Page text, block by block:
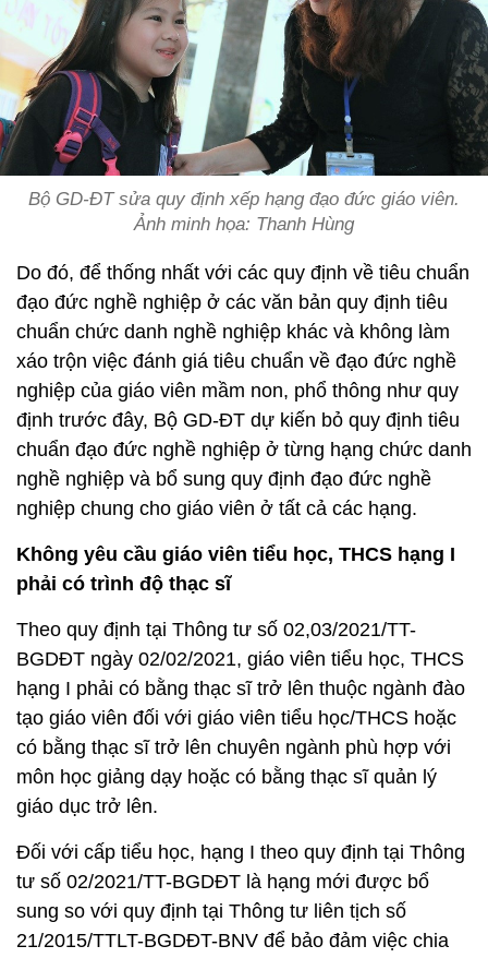
Bộ GD-ĐT sửa quy định xếp hạng đạo đức giáo viên.
Ảnh minh họa: Thanh Hùng
Do đó, để thống nhất với các quy định về tiêu chuẩn
đạo đức nghề nghiệp ở các văn bản quy định tiêu
chuẩn chức danh nghề nghiệp khác và không làm
xáo trộn việc đánh giá tiêu chuẩn về đạo đức nghề
nghiệp của giáo viên mầm non, phổ thông như quy
định trước đây, Bộ GD-ĐT dự kiến bỏ quy định tiêu
chuẩn đạo đức nghề nghiệp ở từng hạng chức danh
nghề nghiệp và bổ sung quy định đạo đức nghề
nghiệp chung cho giáo viên ở tất cả các hạng.
Không yêu cầu giáo viên tiểu học, THCS hạng I
phải có trình độ thạc sĩ
Theo quy định tại Thông tư số 02,03/2021/TT-
BGDĐT ngày 02/02/2021, giáo viên tiểu học, THCS
hạng I phải có bằng thạc sĩ trở lên thuộc ngành đào
tạo giáo viên đối với giáo viên tiểu học/THCS hoặc
có bằng thạc sĩ trở lên chuyên ngành phù hợp với
môn học giảng dạy hoặc có bằng thạc sĩ quản lý
giáo dục trở lên.
Đối với cấp tiểu học, hạng I theo quy định tại Thông
tư số 02/2021/TT-BGDĐT là hạng mới được bổ
sung so với quy định tại Thông tư liên tịch số
21/2015/TTLT-BGDĐT-BNV để bảo đảm việc chia